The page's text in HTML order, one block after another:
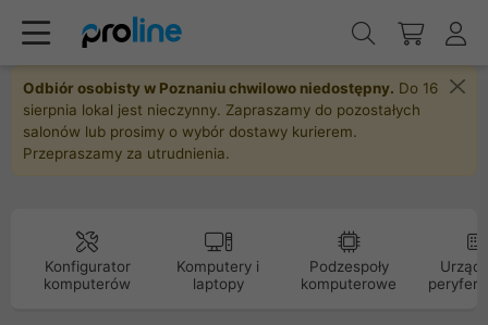
Odbiór osobisty w Poznaniu chwilowo niedostępny. Do 16
sierpnia lokal jest nieczynny. Zapraszamy do pozostałych
salonów lub prosimy o wybór dostawy kurierem.
Przepraszamy za utrudnienia.
Konfigurator
komputerów
Komputery i
laptopy
Podzespoły
komputerowe